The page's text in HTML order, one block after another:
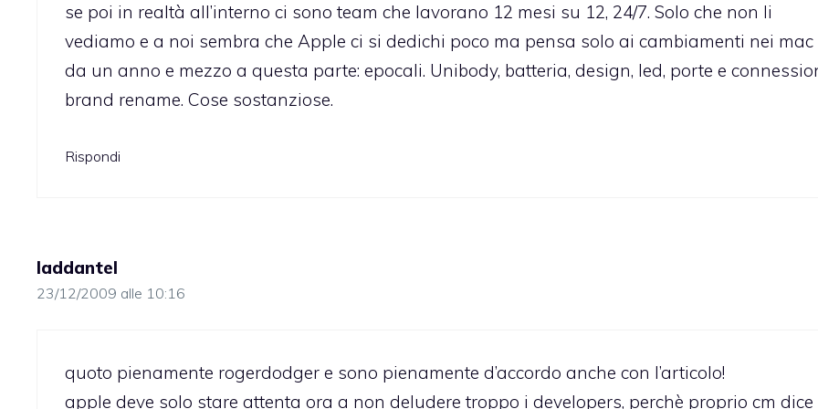
se poi in realtà all’interno ci sono team che lavorano 12 mesi su 12, 24/7. Solo che non li
vediamo e a noi sembra che Apple ci si dedichi poco ma pensa solo ai cambiamenti nei mac
da un anno e mezzo a questa parte: epocali. Unibody, batteria, design, led, porte e
brand rename. Cose sostanziose.
Rispondi
laddantel
23/12/2009 alle 10:16
quoto pienamente rogerdodger e sono pienamente d’accordo anche con l’articolo!
apple deve solo stare attenta ora a non deludere troppo i developers, perchè proprio cm dice